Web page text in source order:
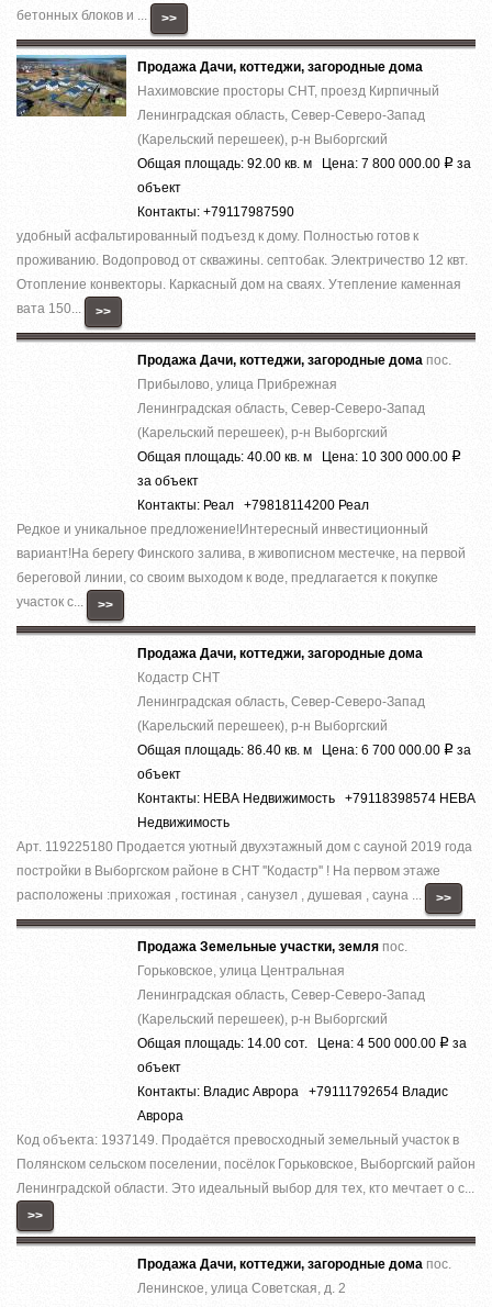
бетонных блоков и ...
>>
Продажа Дачи, коттеджи, загородные дома
Нахимовские просторы СНТ, проезд Кирпичный
Ленинградская область, Север-Северо-Запад
(Карельский перешеек), р-н Выборгский
Общая площадь: 92.00 кв. м Цена: 7 800 000.00 Р за
объект
Контакты: +79117987590
удобный асфальтированный подъезд к дому. Полностью готов к
проживанию. Водопровод от скважины. септобак. Электричество 12 квт.
Отопление конвекторы. Каркасный дом на сваях. Утепление каменная
вата 150...
>>
Продажа Дачи, коттеджи, загородные дома пос.
Прибылово, улица Прибрежная
Ленинградская область, Север-Северо-Запад
(Карельский перешеек), р-н Выборгский
Общая площадь: 40.00 кв. м Цена: 10 300 000.00 Р
за объект
Контакты: Реал +79818114200 Реал
Редкое и уникальное предложение!Интересный инвестиционный
вариант!На берегу Финского залива, в живописном местечке, на первой
береговой линии, со своим выходом к воде, предлагается к покупке
участок с...
>>
Продажа Дачи, коттеджи, загородные дома
Кодастр СНТ
Ленинградская область, Север-Северо-Запад
(Карельский перешеек), р-н Выборгский
Общая площадь: 86.40 кв. м Цена: 6 700 000.00 Р за
объект
Контакты: НЕВА Недвижимость +79118398574 НЕВА
Недвижимость
Арт. 119225180 Продается уютный двухэтажный дом с сауной 2019 года
постройки в Выборгском районе в СНТ ''Кодастр'' ! На первом этаже
расположены :прихожая , гостиная , санузел , душевая , сауна ...
>>
Продажа Земельные участки, земля пос.
Горьковское, улица Центральная
Ленинградская область, Север-Северо-Запад
(Карельский перешеек), р-н Выборгский
Общая площадь: 14.00 сот. Цена: 4 500 000.00 Р за
объект
Контакты: Владис Аврора +79111792654 Владис
Аврора
Код объекта: 1937149. Продаётся превосходный земельный участок в
Полянском сельском поселении, посёлок Горьковское, Выборгский район
Ленинградской области. Это идеальный выбор для тех, кто мечтает о с...
>>
Продажа Дачи, коттеджи, загородные дома пос.
Ленинское, улица Советская, д. 2